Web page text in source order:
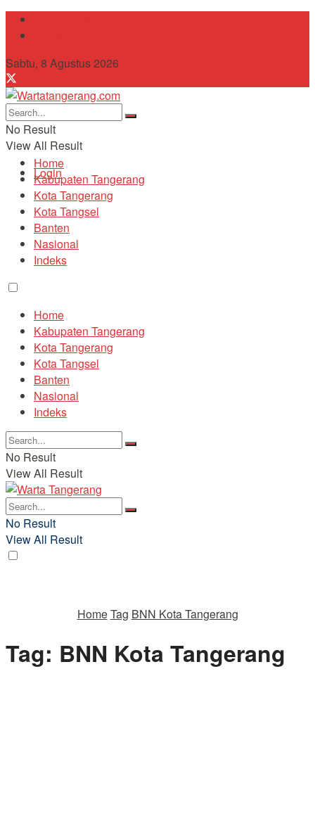
Sabtu, 8 Agustus 2026
No Result
View All Result
Login
Home
Kabupaten Tangerang
Kota Tangerang
Kota Tangsel
Banten
Nasional
Indeks
Home
Kabupaten Tangerang
Kota Tangerang
Kota Tangsel
Banten
Nasional
Indeks
No Result
View All Result
No Result
View All Result
HomeTag BNN Kota Tangerang
Tag: BNN Kota Tangerang